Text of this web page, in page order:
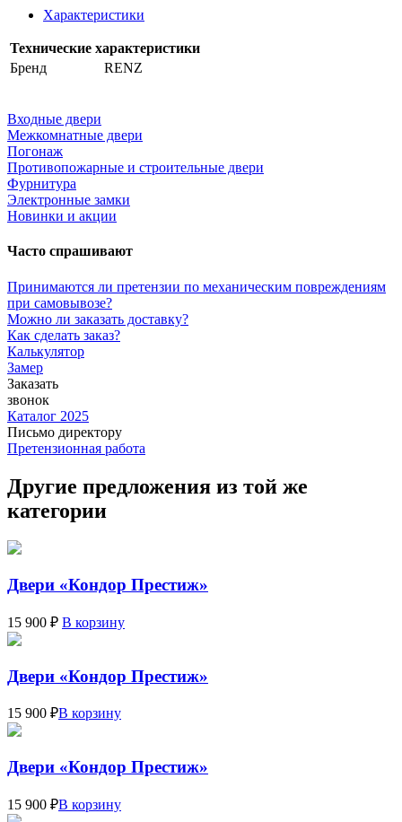
Характеристики
Технические характеристики
Бренд
RENZ
Входные двери
Межкомнатные двери
Погонаж
Противопожарные и строительные двери
Фурнитура
Электронные замки
Новинки и акции
Часто спрашивают
Принимаются ли претензии по механическим повреждениям
при самовывозе?
Можно ли заказать доставку?
Как сделать заказ?
Калькулятор
Замер
Заказать
звонок
Каталог 2025
Письмо директору
Претензионная работа
Другие предложения из той же
категории
Двери «Кондор Престиж»
15 900 ₽ В корзину
Двери «Кондор Престиж»
15 900 ₽В корзину
Двери «Кондор Престиж»
15 900 ₽В корзину